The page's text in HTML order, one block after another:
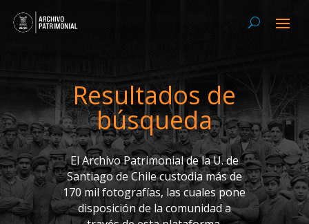
Resultados de
búsqueda
El Archivo Patrimonial de la U. de
Santiago de Chile custodia más de
170 mil fotografías, las cuales pone
disposición de la comunidad a